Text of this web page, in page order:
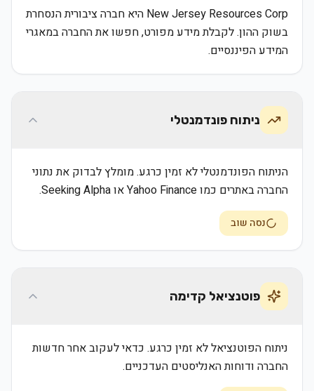
New Jersey Resources Corp היא חברה ציבורית הנסחרת
בשוק ההון. לקבלת מידע מפורט, חפשו את החברה במאגרי
המידע הפיננסיים.
ניתוח פונדמנטלי
הניתוח הפונדמנטלי לא זמין כרגע. מומלץ לבדוק את נתוני
החברה באתרים כמו Yahoo Finance או Seeking Alpha.
נסה שוב
פוטנציאל קדימה
ניתוח הפוטנציאל לא זמין כרגע. כדאי לעקוב אחר חדשות
החברה ודוחות האנליסטים העדכניים.